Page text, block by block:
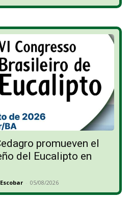
promueven el
del Eucalipto en
- 05/08/2026